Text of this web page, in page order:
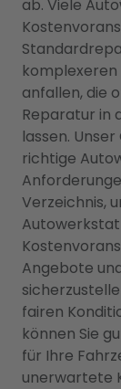
ab. Viele
komplexeren
anfallen, die
Reparatur in
lassen.
richtige
Verzeichnis,
Angebote
fairen
können Sie
für Ihre
unerwartete